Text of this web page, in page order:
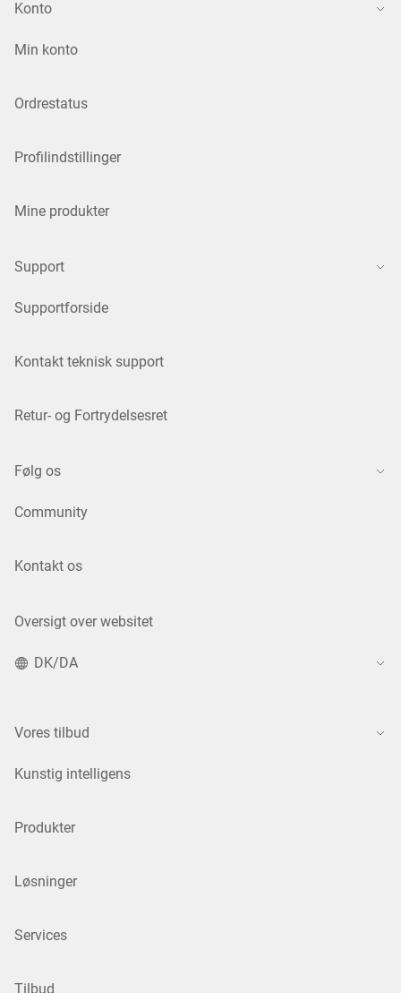
Konto
Min konto
Ordrestatus
Profilindstillinger
Mine produkter
Support
Supportforside
Kontakt teknisk support
Retur- og Fortrydelsesret
Følg os
Community
Kontakt os
Oversigt over websitet
DK/DA
Vores tilbud
Kunstig intelligens
Produkter
Løsninger
Services
Tilbud